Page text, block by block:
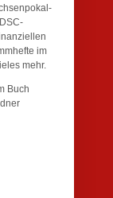
im
mehr.
Buch